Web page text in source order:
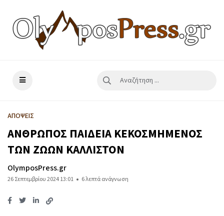
ΑΠΟΨΕΙΣ
ΑΝΘΡΩΠΟΣ ΠΑΙΔΕΙΑ ΚΕΚΟΣΜΗΜΕΝΟΣ
ΤΩΝ ΖΩΩΝ ΚΑΛΛΙΣΤΟΝ
OlymposPress.gr
26 Σεπτεμβρίου 2024 13:01 6 λεπτά ανάγνωση